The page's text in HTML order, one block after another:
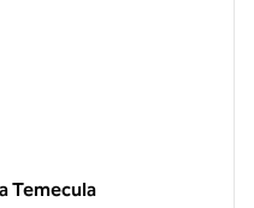
Temecula